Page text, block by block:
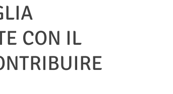
CON IL